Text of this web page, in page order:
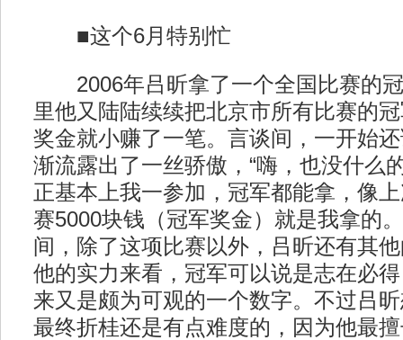
■这个6月特别忙
2006年吕昕拿了一个全国比赛的冠
里他又陆陆续续把北京市所有比赛的
奖金就小赚了一笔。言谈间，一开始
渐流露出了一丝骄傲，“嗨，也没什么
正基本上我一参加，冠军都能拿，像
赛5000块钱（冠军奖金）就是我拿的
间，除了这项比赛以外，吕昕还有其
他的实力来看，冠军可以说是志在必
来又是颇为可观的一个数字。不过吕
最终折桂还是有点难度的，因为他最